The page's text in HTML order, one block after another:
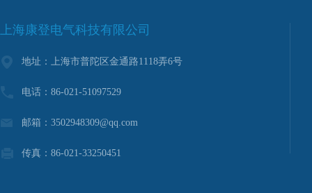
上海康登电气科技有限公司
地址：上海市普陀区金通路1118弄6号
电话：86-021-51097529
邮箱：3502948309@qq.com
传真：86-021-33250451